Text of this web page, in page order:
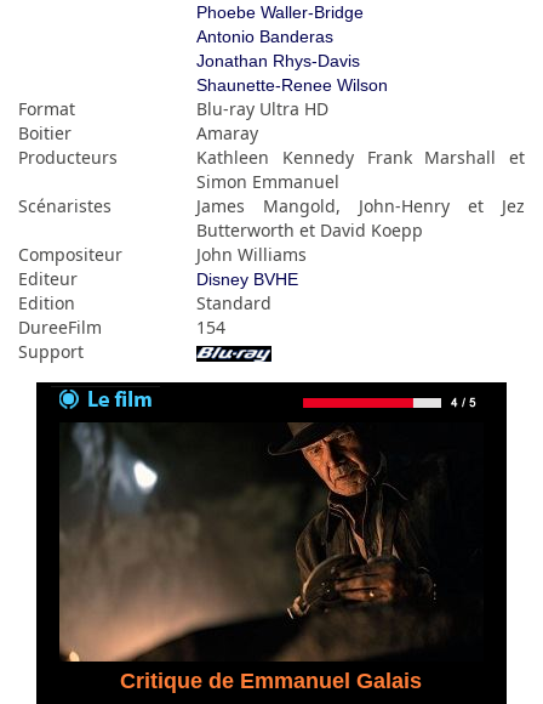
Phoebe Waller-Bridge
Antonio Banderas
Jonathan Rhys-Davis
Shaunette-Renee Wilson
Format
Blu-ray Ultra HD
Boitier
Amaray
Producteurs
Kathleen Kennedy Frank Marshall et
Simon Emmanuel
Scénaristes
James Mangold, John-Henry et Jez
Butterworth et David Koepp
Compositeur
John Williams
Editeur
Disney BVHE
Edition
Standard
DureeFilm
154
Support
Critique de Emmanuel Galais